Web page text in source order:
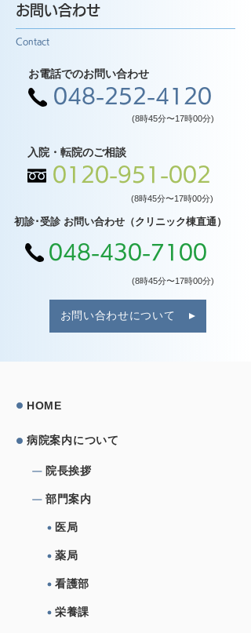
お問い合わせ
Contact
お電話でのお問い合わせ
048-252-4120
(8時45分〜17時00分)
入院・転院のご相談
0120-951-002
(8時45分〜17時00分)
初診･受診 お問い合わせ（クリニック棟直通）
048-430-7100
(8時45分〜17時00分)
お問い合わせについて
HOME
病院案内について
院⻑挨拶
部⾨案内
医局
薬局
看護部
栄養課